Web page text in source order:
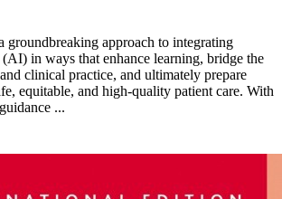
groundbreaking approach to integrating
in ways that enhance learning, bridge the
clinical practice, and ultimately prepare
equitable, and high-quality patient care. With
...